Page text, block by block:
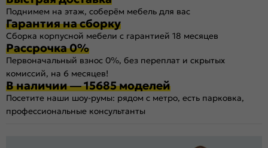
Поднимем на этаж, соберём мебель для вас
Гарантия на сборку
Сборка корпусной мебели с гарантией 18 месяцев
Рассрочка 0%
Первоначальный взнос 0%, без переплат и скрытых
комиссий, на 6 месяцев!
В наличии — 15685 моделей
Посетите наши шоу-румы: рядом с метро, есть парковка,
профессиональные консультанты